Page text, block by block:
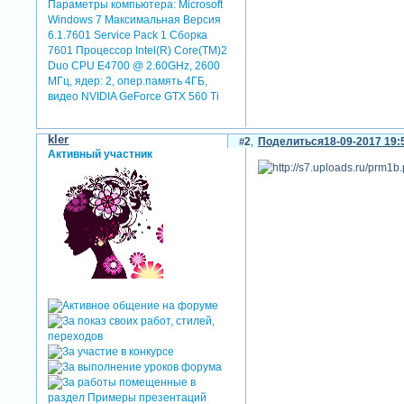
Параметры компьютера: Microsoft
Windows 7 Максимальная Версия
6.1.7601 Service Pack 1 Сборка
7601 Процессор Intel(R) Core(TM)2
Duo CPU E4700 @ 2.60GHz, 2600
МГц, ядер: 2, опер.память 4ГБ,
видео NVIDIA GeForce GTX 560 Ti
Поделиться
2 18-09-2017
kler
Активный участник